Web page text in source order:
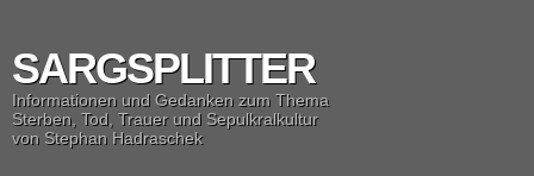
SARGSPLITTER
Informationen und Gedanken zum Thema
Sterben, Tod, Trauer und Sepulkralkultur
von Stephan Hadraschek